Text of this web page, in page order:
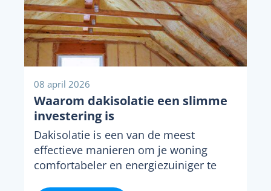
08 april 2026
Waarom dakisolatie een slimme
investering is
Dakisolatie is een van de meest
effectieve manieren om je woning
comfortabeler en energiezuiniger te